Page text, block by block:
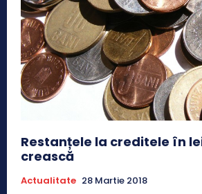
Restanțele la creditele în
crească
Actualitate 28 Martie 2018